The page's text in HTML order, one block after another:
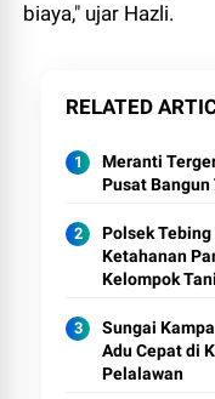
biaya," ujar Hazli.
RELATED
Meranti
Pusat
Polsek
Ketahanan
Kelompok
Sungai
Adu Cepat di
Pelalawan